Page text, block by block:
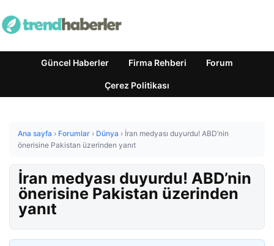
Güncel Haberler Firma Rehberi Forum
Çerez Politikası
Ana sayfa › Forumlar › Dünya › İran medyası duyurdu! ABD’nin
önerisine Pakistan üzerinden yanıt
İran medyası duyurdu! ABD’nin
önerisine Pakistan üzerinden
yanıt